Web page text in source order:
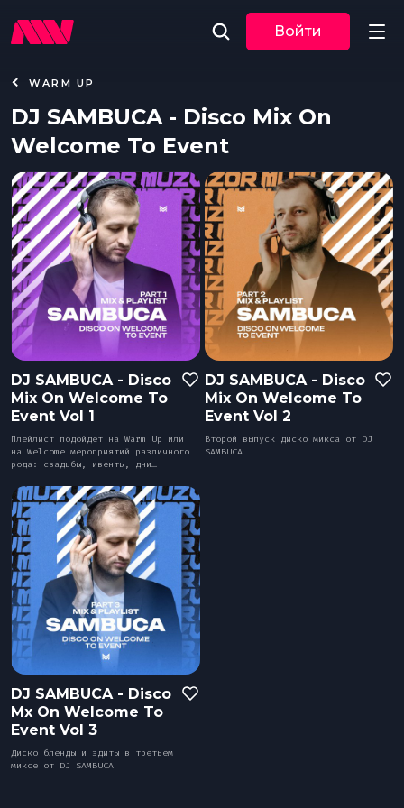
Музыка
По трекам
По жанрам
Плейлисты
Event
Bar&Club
Эдиторы
Чарты
DJ BATTLE
Войти
WARM UP
DJ SAMBUCA - Disco Mix On
Welcome To Event
DJ SAMBUCA - Disco
Mix On Welcome To
Event Vol 1
Плейлист подойдет на Warm Up или
на Welcome мероприятий различного
рода: свадьбы, ивенты, дни
DJ SAMBUCA - Disco
Mix On Welcome To
Event Vol 2
Второй выпуск диско микса от DJ
SAMBUCA
DJ SAMBUCA - Disco
Mx On Welcome To
Event Vol 3
Диско бленды и эдиты в третьем
миксе от DJ SAMBUCA
Очередь
воспроизведения